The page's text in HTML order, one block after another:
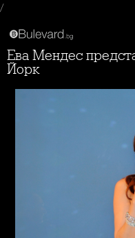
/
Ева Мендес представя парфюма Angel в Ню
Йорк